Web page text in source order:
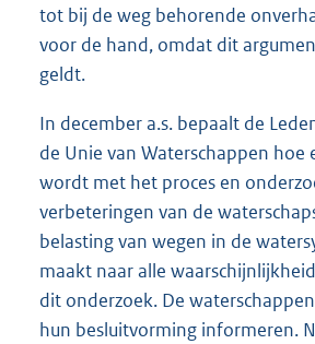
tot bij de weg behorende
voor de hand, omdat dit
geldt.
In december a.s. bepaalt de
de Unie van Waterschappen hoe
wordt met het proces en
verbeteringen van de
belasting van wegen in de
maakt naar alle
dit onderzoek. De
hun besluitvorming informeren.